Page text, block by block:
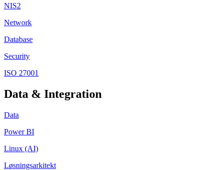
NIS2
Network
Database
Security
ISO 27001
Data & Integration
Data
Power BI
Linux (AI)
Løsningsarkitekt